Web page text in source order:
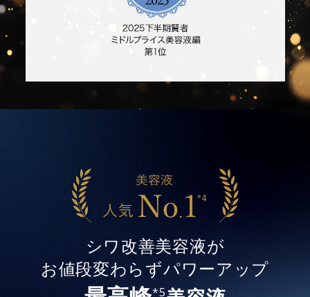
シワ改善美容液が
お値段変わらずパワーアップ
*5